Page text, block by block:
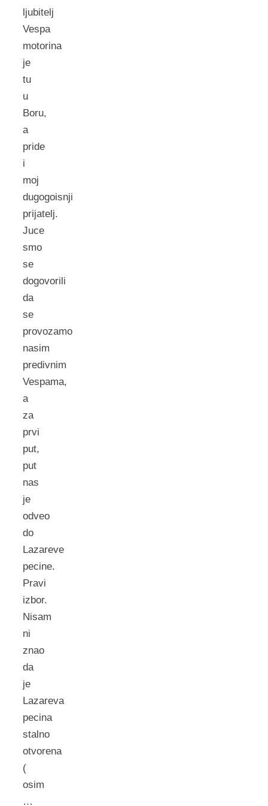
ljubitelj
Vespa
motorina
je
tu
u
Boru,
a
pride
i
moj
dugogoisnji
prijatelj.
Juce
smo
se
dogovorili
da
se
provozamo
nasim
predivnim
Vespama,
a
za
prvi
put,
put
nas
je
odveo
do
Lazareve
pecine.
Pravi
izbor.
Nisam
ni
znao
da
je
Lazareva
pecina
stalno
otvorena
(
osim
…